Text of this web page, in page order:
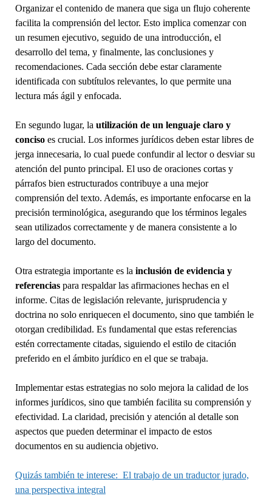
Organizar el contenido de manera que siga un flujo coherente
facilita la comprensión del lector. Esto implica comenzar con
un resumen ejecutivo, seguido de una introducción, el
desarrollo del tema, y finalmente, las conclusiones y
recomendaciones. Cada sección debe estar claramente
identificada con subtítulos relevantes, lo que permite una
lectura más ágil y enfocada.
En segundo lugar, la utilización de un lenguaje claro y
concisoes crucial. Los informes jurídicos deben estar libres de
jerga innecesaria, lo cual puede confundir al lector o desviar su
atención del punto principal. El uso de oraciones cortas y
párrafos bien estructurados contribuye a una mejor
comprensión del texto. Además, es importante enfocarse en la
precisión terminológica, asegurando que los términos legales
sean utilizados correctamente y de manera consistente a lo
largo del documento.
Otra estrategia importante es la inclusión de evidencia y
referenciaspara respaldar las afirmaciones hechas en el
informe. Citas de legislación relevante, jurisprudencia y
doctrina no solo enriquecen el documento, sino que también le
otorgan credibilidad. Es fundamental que estas referencias
estén correctamente citadas, siguiendo el estilo de citación
preferido en el ámbito jurídico en el que se trabaja.
Implementar estas estrategias no solo mejora la calidad de los
informes jurídicos, sino que también facilita su comprensión y
efectividad. La claridad, precisión y atención al detalle son
aspectos que pueden determinar el impacto de estos
documentos en su audiencia objetivo.
Quizás también te interese: El trabajo de un traductor jurado,
una perspectiva integral